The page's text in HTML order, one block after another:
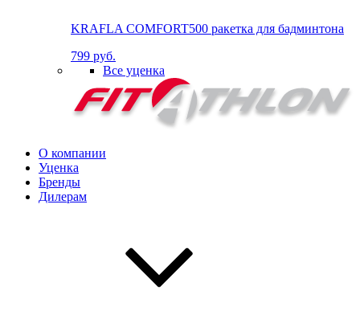
KRAFLA COMFORT500 ракетка для бадминтона
799 руб.
Все уценка
О компании
Уценка
Бренды
Дилерам